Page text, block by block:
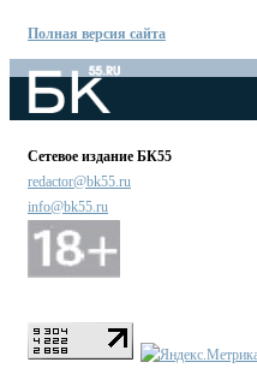
Полная версия сайта
Сетевое издание БК55
redactor@bk55.ru
info@bk55.ru